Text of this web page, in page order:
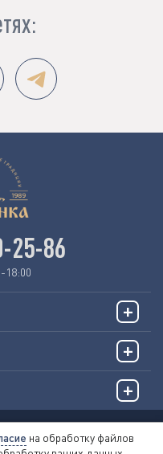
25-86
18:00
на обработку файлов